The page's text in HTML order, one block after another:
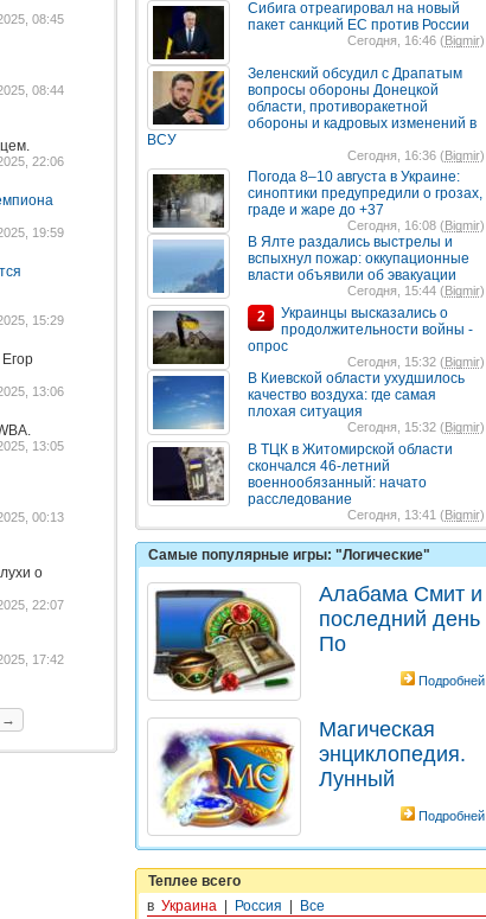
08:45
08:44
22:06
19:59
15:29
13:06
13:05
00:13
о
22:07
17:42
→
Сибига отреагировал на новый
пакет санкций ЕС против России
Сегодня, 16:46 (Bigmir)
Зеленский обсудил с Драпатым
вопросы обороны Донецкой
области, противоракетной
обороны и кадровых изменений в
ВСУ
Сегодня, 16:36 (Bigmir)
Погода 8–10 августа в Украине:
синоптики предупредили о грозах,
граде и жаре до +37
Сегодня, 16:08 (Bigmir)
В Ялте раздались выстрелы и
вспыхнул пожар: оккупационные
власти объявили об эвакуации
Сегодня, 15:44 (Bigmir)
2
Украинцы высказались о
продолжительности войны -
опрос
Сегодня, 15:32 (Bigmir)
В Киевской области ухудшилось
качество воздуха: где самая
плохая ситуация
Сегодня, 15:32 (Bigmir)
В ТЦК в Житомирской области
скончался 46-летний
военнообязанный: начато
расследование
Сегодня, 13:41 (Bigmir)
Самые популярные игры: "Логические"
Алабама Смит и
последний день
По
Подробней
Магическая
энциклопедия.
Лунный
Подробней
Теплее всего
в Украина Россия Все